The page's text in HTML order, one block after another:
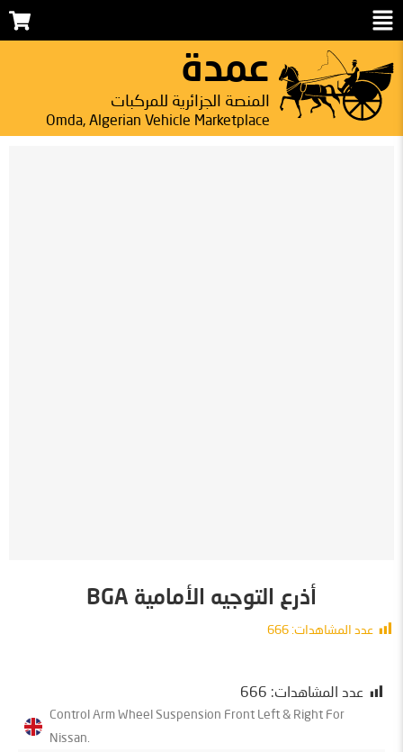
عمدة
المنصة الجزائرية للمركبات
Omda, Algerian Vehicle Marketplace
أذرع التوجيه الأمامية BGA
عدد المشاهدات: 666
عدد المشاهدات: 666
Control Arm Wheel Suspension Front Left & Right For
Nissan.